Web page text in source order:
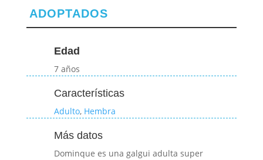
ADOPTADOS
Edad
7 años
Características
Adulto, Hembra
Más datos
Dominque es una galgui adulta super